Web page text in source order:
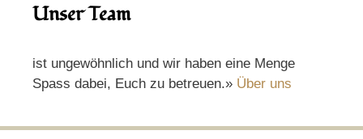
Unser Team
ist ungewöhnlich und wir haben eine Menge
Spass dabei, Euch zu betreuen.» Über uns